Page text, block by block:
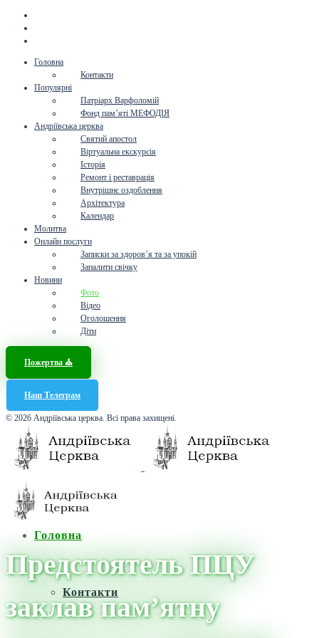
Головна
Контакти
Популярні
Патріарх Варфоломій
Фонд пам’яті МЕФОДІЯ
Андріївська церква
Святий апостол
Віртуальна екскурсія
Історія
Ремонт і реставрація
Внутрішнє оздоблення
Архітектура
Календар
Молитва
Онлайн послуги
Записки за здоров’я та за упокій
Запалити свічку
Новини
Фото
Відео
Оголошення
Діти
Пожертва ⛪️
Наш Телеграм
© 2026 Андріївська церква. Всі права захищені.
Головна
Контакти
Предстоятель ПЦУ
заклав пам’ятну